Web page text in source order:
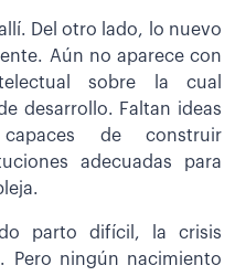
Del otro lado, lo nuevo
Aún no aparece con
sobre la cual
desarrollo. Faltan ideas
capaces de construir
adecuadas para
parto difícil, la crisis
Pero ningún nacimiento